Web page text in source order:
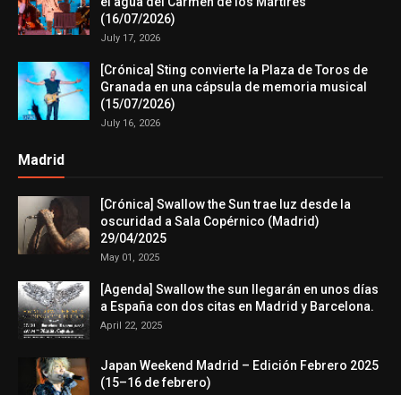
(16/07/2026)
July 17, 2026
[Crónica] Sting convierte la Plaza de Toros de
Granada en una cápsula de memoria musical
(15/07/2026)
July 16, 2026
Madrid
[Crónica] Swallow the Sun trae luz desde la
oscuridad a Sala Copérnico (Madrid)
29/04/2025
May 01, 2025
[Agenda] Swallow the sun llegarán en unos días
a España con dos citas en Madrid y Barcelona.
April 22, 2025
Japan Weekend Madrid – Edición Febrero 2025
(15–16 de febrero)